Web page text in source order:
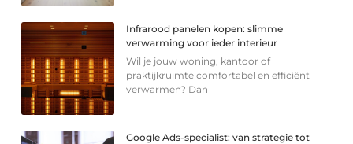
Infrarood panelen kopen: slimme
verwarming voor ieder interieur
Wil je jouw woning, kantoor of
praktijkruimte comfortabel en efficiënt
verwarmen? Dan
Google Ads-specialist: van strategie tot